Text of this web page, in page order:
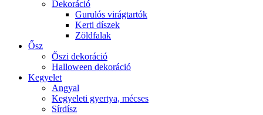
Dekoráció
Gurulós virágtartók
Kerti díszek
Zöldfalak
Ősz
Őszi dekoráció
Halloween dekoráció
Kegyelet
Angyal
Kegyeleti gyertya, mécses
Sírdísz